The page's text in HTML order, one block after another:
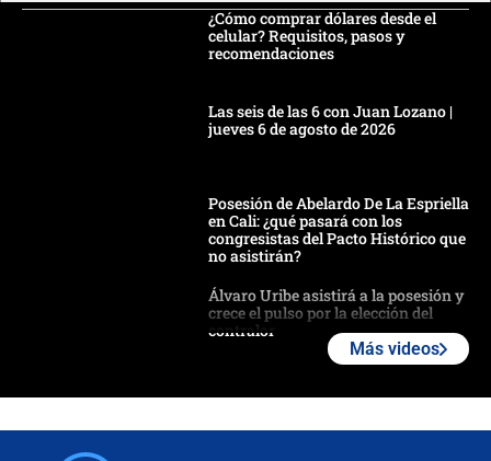
¿Cómo comprar dólares desde el
celular? Requisitos, pasos y
recomendaciones
Las seis de las 6 con Juan Lozano |
jueves 6 de agosto de 2026
Posesión de Abelardo De La Espriella
en Cali: ¿qué pasará con los
congresistas del Pacto Histórico que
no asistirán?
Álvaro Uribe asistirá a la posesión y
crece el pulso por la elección del
contralor
Más videos